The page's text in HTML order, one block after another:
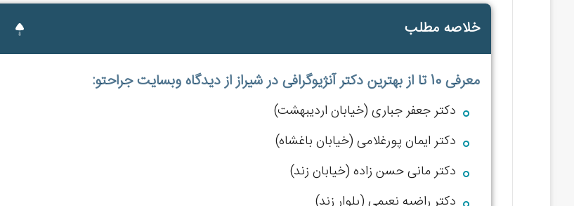
خلاصه مطلب
معرفی 10 تا از بهترین دکتر آنژیوگرافی در شیراز از دیدگاه وبسایت جراحتو:
دکتر جعفر جباری (خیابان اردیبهشت)
دکتر ایمان پورغلامی (خیابان باغشاه)
دکتر مانی حسن زاده (خیابان زند)